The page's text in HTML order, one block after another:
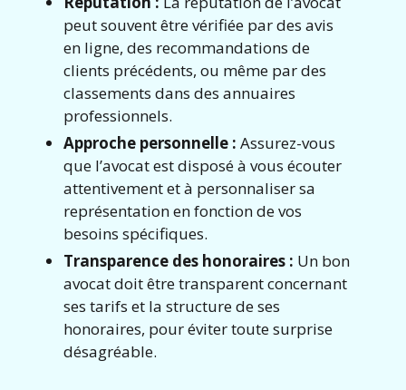
peut souvent être vérifiée par des avis
en ligne, des recommandations de
clients précédents, ou même par des
classements dans des annuaires
professionnels.
Approche personnelle : Assurez-vous
que l’avocat est disposé à vous écouter
attentivement et à personnaliser sa
représentation en fonction de vos
besoins spécifiques.
Transparence des honoraires : Un bon
avocat doit être transparent concernant
ses tarifs et la structure de ses
honoraires, pour éviter toute surprise
désagréable.